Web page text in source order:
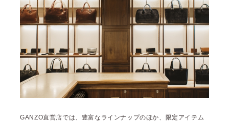
GANZO直営店では、豊富なラインナップのほか、限定アイテム